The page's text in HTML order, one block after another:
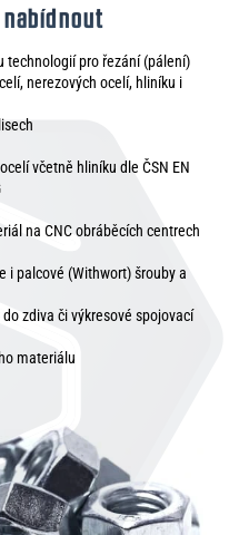
nabídnout
technologií pro řezání (pálení)
nerezových ocelí, hliníku i
včetně hliníku dle ČSN EN
na CNC obráběcích centrech
i palcové (Withwort) šrouby a
zdiva či výkresové spojovací
materiálu